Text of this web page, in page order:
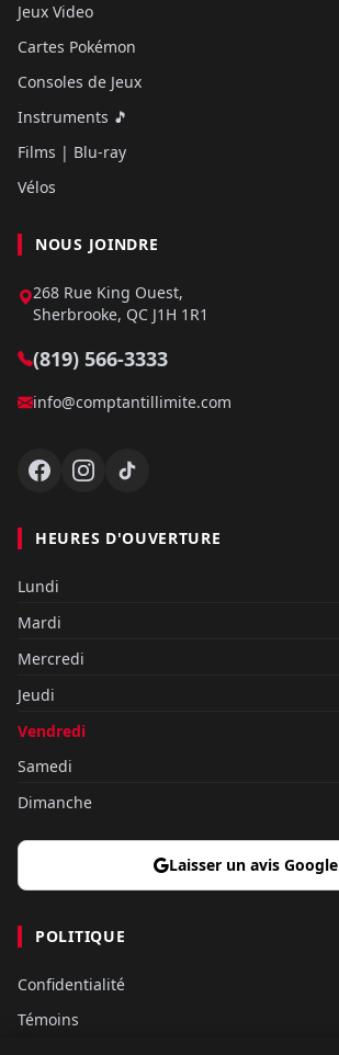
Jeux Video
Cartes Pokémon
Consoles de Jeux
Instruments 🎵
Films | Blu-ray
Vélos
NOUS JOINDRE
268 Rue King Ouest,
Sherbrooke, QC J1H 1R1
(819) 566-3333
info@comptantillimite.com
HEURES D'OUVERTURE
Lundi
Mardi
Mercredi
Jeudi
Vendredi
Samedi
Dimanche
Laisser un avis Google
POLITIQUE
Confidentialité
Témoins